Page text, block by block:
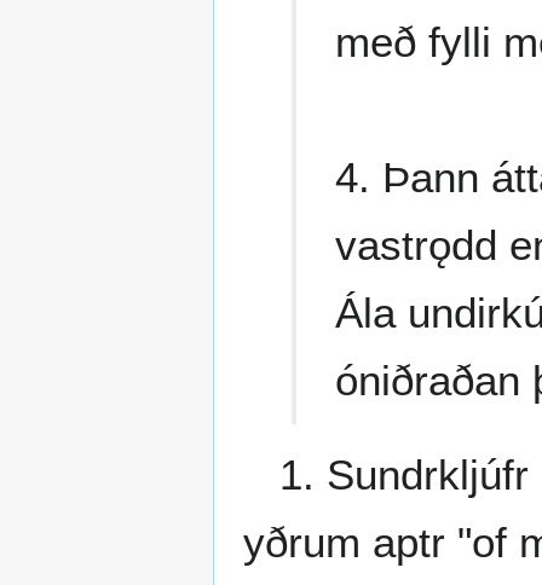
með fylli
4. Þann
vastrǫdd
Ála
óniðraðan
1. Sundrkljúfr
yðrum aptr "of